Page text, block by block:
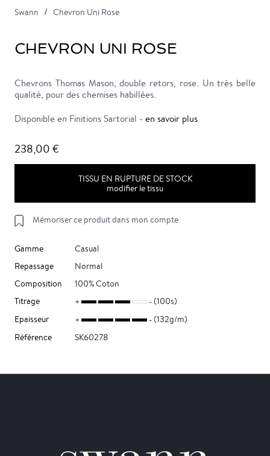
Swann Chevron Uni Rose
CHEVRON UNI ROSE
Chevrons Thomas Mason, double retors, rose. Un très belle
qualité, pour des chemises habillées.
Disponible en Finitions Sartorial - en savoir plus
238,00 €
TISSU EN RUPTURE DE STOCK
modifier le tissu
Mémoriser ce produit dans mon compte
Gamme
Casual
Repassage
Normal
Composition
100% Coton
Titrage
(100s)
Epaisseur
(132g/m)
Référence
SK60278